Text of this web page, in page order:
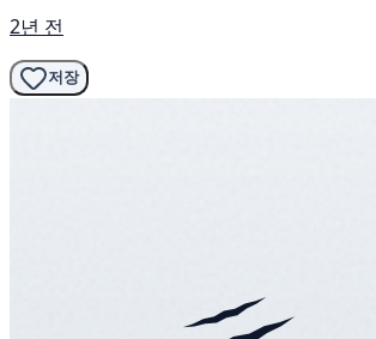
2년 전
저장